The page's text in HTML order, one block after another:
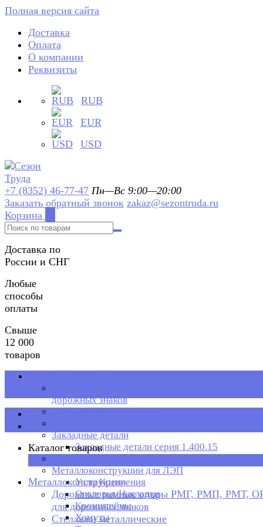
Полная версия сайта
Доставка
Оплата
О компании
Реквизиты
RUB
EUR
USD
+7 (8352) 46-77-47 Пн—Вс 9:00—20:00
Заказать обратный звонок zakaz@sezontruda.ru
Корзина
Доставка по
России и СНГ
Любые
способы
оплаты
Свыше
12 000
товаров
дорожных знаков
Стеллажи металлические
Закладные детали
Закладные детали серия 1.400.15
Металлоконструкции для ЛЭП
Узлы Крепления
Оголовья/Накладки
Кронштейны
Хомуты
Каталог товаров
Каталог товаров
Металлоконструкции
Дорожные рамные опоры РМГ, РМП, РМТ,
для дорожных знаков
Стеллажи металлические